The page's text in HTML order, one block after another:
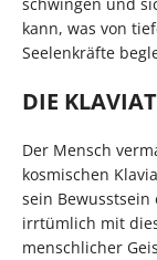
kann, was von
Seelenkräfte
DIE
Der Mensch
kosmischen
sein Bewusstsein
irrtümlich mit
menschlicher